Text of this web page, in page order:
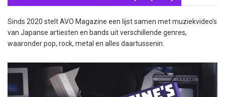
Sinds 2020 stelt AVO Magazine een lijst samen met muziekvideo’s
van Japanse artiesten en bands uit verschillende genres,
waaronder pop, rock, metal en alles daartussenin.